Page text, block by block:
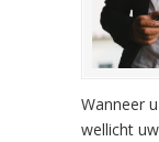
Wanneer
wellicht